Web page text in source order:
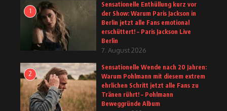
1
Sensationelle Enthüllung kurz vor
der Show: Warum Paris Jackson in
Berlin jetzt alle Fans emotional
erschüttert! – Paris Jackson Live
Berlin
7. August 2026
2
Sensationelle Wende nach 20 Jahren:
Warum Pohlmann mit diesem extrem
ehrlichen Schritt jetzt alle Fans zu
Tränen rührt! – Pohlmann
Beweggründe Album